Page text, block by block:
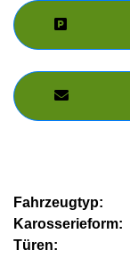
Fahrzeugtyp:
Karosserieform:
Türen: